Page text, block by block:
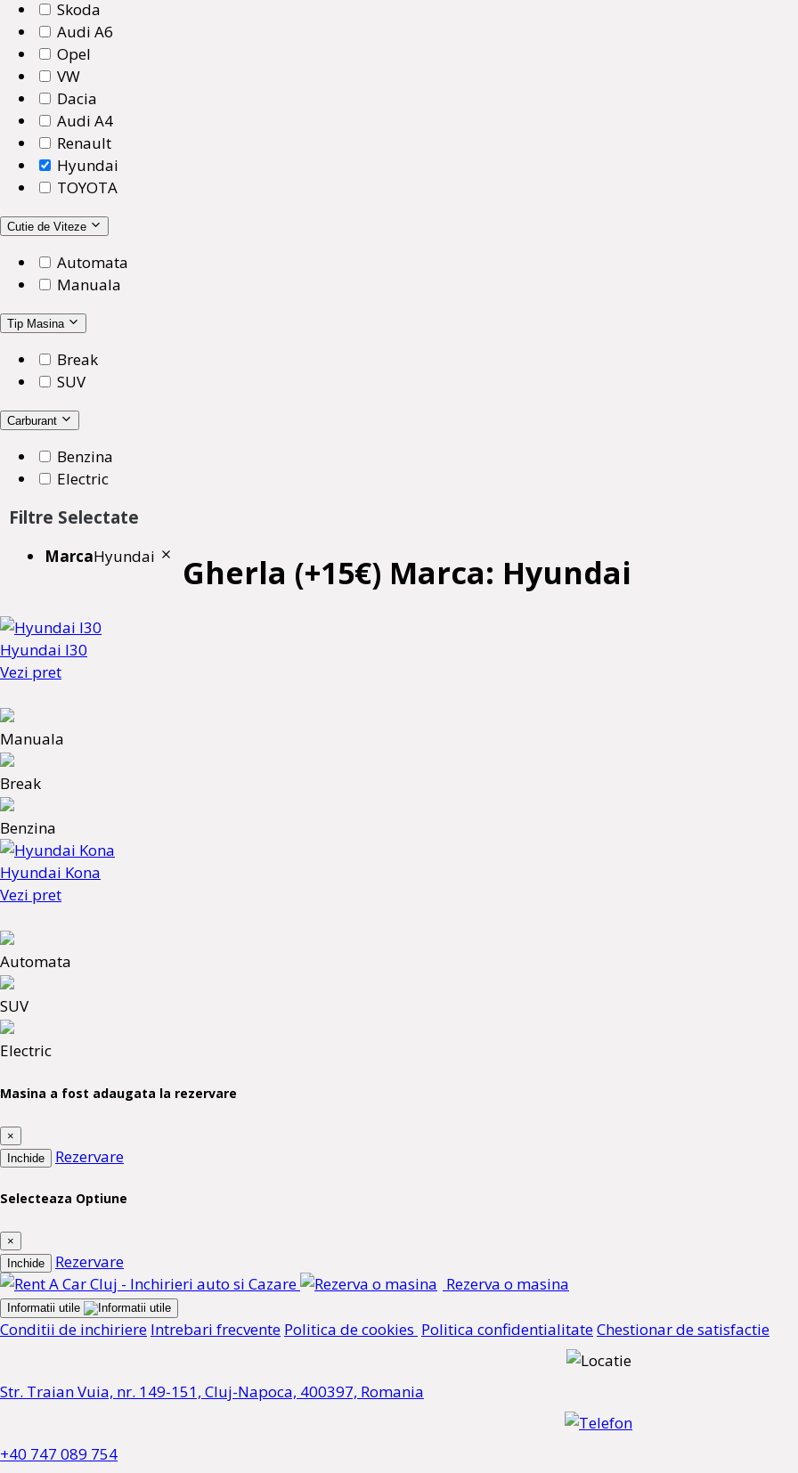
Skoda
Audi A6
Opel
VW
Dacia
Audi A4
Renault
Hyundai
TOYOTA
Cutie de Viteze
Automata
Manuala
Tip Masina
Break
SUV
Carburant
Benzina
Electric
Filtre Selectate
MarcaHyundai Gherla (+15€) Marca: Hyundai
Hyundai I30
Vezi pret
Manuala
Break
Benzina
Hyundai Kona
Vezi pret
Automata
SUV
Electric
Masina a fost adaugata la rezervare
×
Inchide
Rezervare
Selecteaza Optiune
×
Inchide
Rezervare
Rezerva o masina
Informatii utile
Conditii de inchiriere Intrebari frecvente Politica de cookies Politica confidentialitateChestionar de satisfactie
Str. Traian Vuia, nr. 149-151, Cluj-Napoca, 400397, Romania
+40 747 089 754